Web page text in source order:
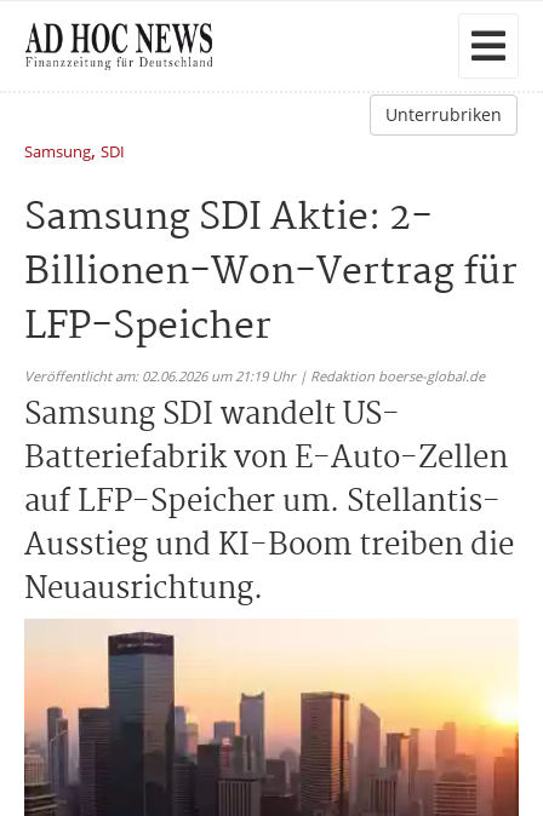
Unterrubriken
Samsung, SDI
Samsung SDI Aktie: 2-
Billionen-Won-Vertrag für
LFP-Speicher
Veröffentlicht am: 02.06.2026 um 21:19 Uhr | Redaktion boerse-global.de
Samsung SDI wandelt US-
Batteriefabrik von E-Auto-Zellen
auf LFP-Speicher um. Stellantis-
Ausstieg und KI-Boom treiben die
Neuausrichtung.